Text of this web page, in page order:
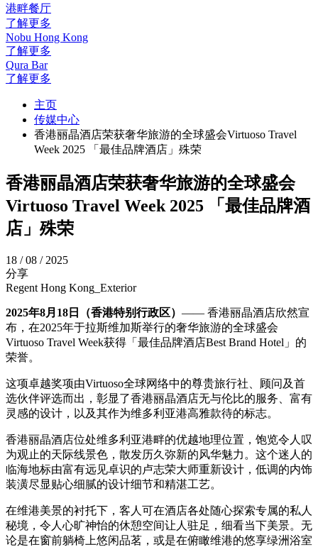
港畔餐厅
了解更多
Nobu Hong Kong
了解更多
Qura Bar
了解更多
主页
传媒中心
香港丽晶酒店荣获奢华旅游的全球盛会Virtuoso Travel
Week 2025 「最佳品牌酒店」殊荣
香港丽晶酒店荣获奢华旅游的全球盛会
Virtuoso Travel Week 2025 「最佳品牌酒
店」殊荣
18 / 08 / 2025
分享
Regent Hong Kong_Exterior
2025年8月18日（香港特别行政区） —— 香港丽晶酒店欣然宣
布，在2025年于拉斯维加斯举行的奢华旅游的全球盛会
Virtuoso Travel Week获得「最佳品牌酒店Best Brand Hotel 」的
荣誉。
这项卓越奖项由Virtuoso全球网络中的尊贵旅行社、顾问及首
选伙伴评选而出，彰显了香港丽晶酒店无与伦比的服务、富有
灵感的设计，以及其作为维多利亚港高雅款待的标志。
香港丽晶酒店位处维多利亚港畔的优越地理位置，饱览令人叹
为观止的天际线景色，散发历久弥新的风华魅力。这个迷人的
临海地标由富有远见卓识的卢志荣大师重新设计，低调的内饰
装潢尽显贴心细腻的设计细节和精湛工艺。
在维港美景的衬托下，客人可在酒店各处随心探索专属的私人
秘境，令人心旷神怡的休憩空间让人驻足，细看当下美景。无
论是在窗前躺椅上悠闲品茗，或是在俯瞰维港的悠享绿洲浴室